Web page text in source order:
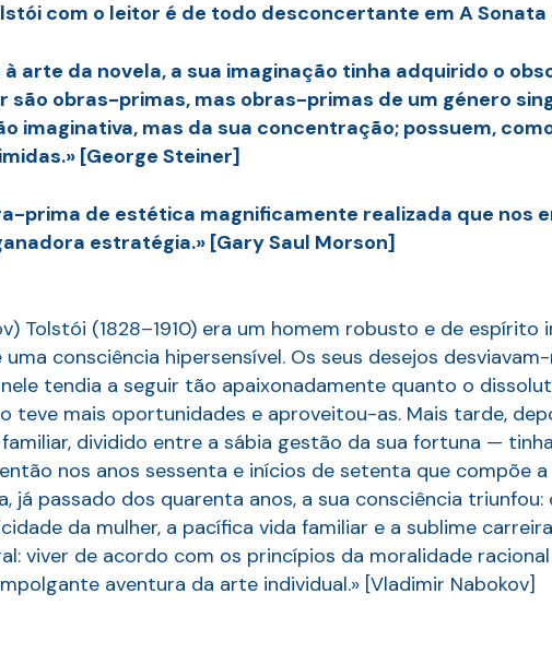
com o leitor é de todo desconcertante em A
arte da novela, a sua imaginação tinha adquirido o
são obras-primas, mas obras-primas de um género
imaginativa, mas da sua concentração; possuem,
[George Steiner]
prima de estética magnificamente realizada que nos
estratégia.» [Gary Saul Morson]
Tolstói (1828–1910) era um homem robusto e de
consciência hipersensível. Os seus desejos
tendia a seguir tão apaixonadamente quanto o
teve mais oportunidades e aproveitou-as. Mais tarde,
dividido entre a sábia gestão da sua fortuna —
nos anos sessenta e inícios de setenta que compõe
já passado dos quarenta anos, a sua consciência
da mulher, a pacífica vida familiar e a sublime
viver de acordo com os princípios da moralidade
aventura da arte individual.» [Vladimir Nabokov]